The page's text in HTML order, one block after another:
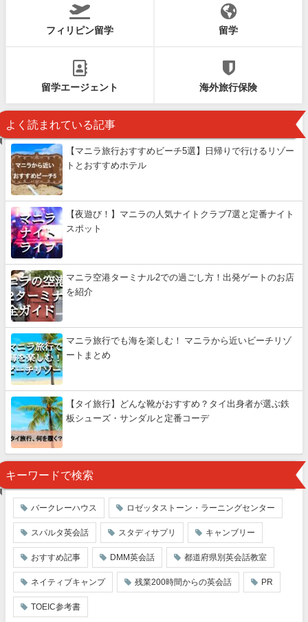
フィリピン留学 留学
留学エージェント 海外旅行保険
よく読まれている記事
【マニラ旅行おすすめビーチ5選】日帰りで行けるリゾー
トとおすすめホテル
【夜遊び！】マニラの人気ナイトクラブ7選と定番ナイト
スポット
マニラ空港ターミナル2での過ごし方！出発ゲートのお店
を紹介
マニラ旅行でも海を楽しむ！ マニラから近いビーチリゾ
ートまとめ
【タイ旅行】どんな靴がおすすめ？タイ出身者が選ぶ鉄
板シューズ・サンダルと定番コーデ
キーワードで検索
バークレーハウス ロゼッタストーン・ラーニングセンター
スパルタ英会話 スタディサプリ キャンブリー
おすすめ記事 DMM英会話 都道府県別英会話教室
ネイティブキャンプ 残業200時間からの英会話 PR
TOEIC参考書